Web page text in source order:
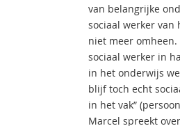
van belangrijke
sociaal werker van
niet meer
sociaal werker in
in het onderwijs
blijf toch echt
in het vak”
Marcel spreekt